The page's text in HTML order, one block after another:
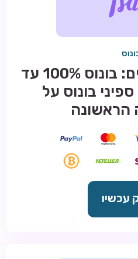
חבילת קבלת פנים: בונוס 100% עד
300€ + 100 ספיני בונוס על
עכשיו